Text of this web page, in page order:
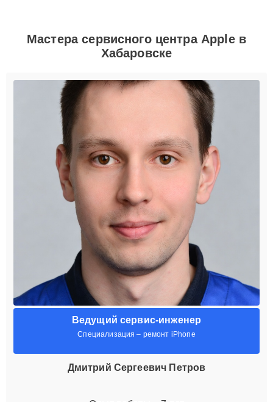
Мастера сервисного центра Apple в
Хабаровске
Ведущий сервис-инженер
Специализация – ремонт iPhone
Дмитрий Сергеевич Петров